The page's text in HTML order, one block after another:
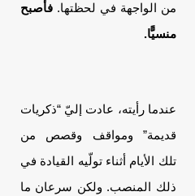
من الواجهة في لحظتها. فأصبح
منسيًّا.
عندما رأيته، عادت إليّ “ذكريات
قديمة” ومواقف وقصص من
تلك الأيام أثناء تولّيه القيادة في
ذلك المنصب. ولكن سرعان ما